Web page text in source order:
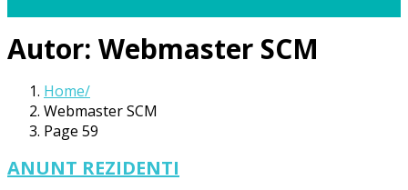
Autor: Webmaster SCM
Home
Webmaster SCM
Page 59
ANUNT REZIDENTI